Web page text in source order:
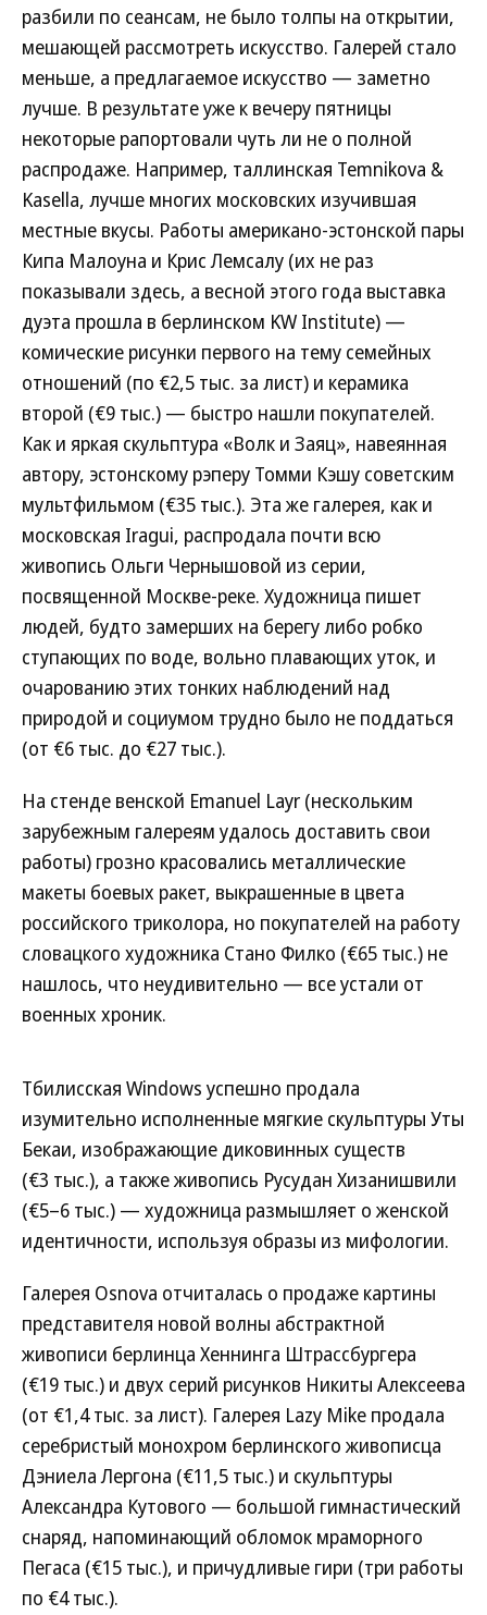
разбили по сеансам, не было толпы на открытии,
мешающей рассмотреть искусство. Галерей стало
меньше, а предлагаемое искусство — заметно
лучше. В результате уже к вечеру пятницы
некоторые рапортовали чуть ли не о полной
распродаже. Например, таллинская Temnikova &
Kasella, лучше многих московских изучившая
местные вкусы. Работы американо-эстонской пары
Кипа Малоуна и Крис Лемсалу (их не раз
показывали здесь, а весной этого года выставка
дуэта прошла в берлинском KW Institute) —
комические рисунки первого на тему семейных
отношений (по €2,5 тыс. за лист) и керамика
второй (€9 тыс.) — быстро нашли покупателей.
Как и яркая скульптура «Волк и Заяц», навеянная
автору, эстонскому рэперу Томми Кэшу советским
мультфильмом (€35 тыс.). Эта же галерея, как и
московская Iragui, распродала почти всю
живопись Ольги Чернышовой из серии,
посвященной Москве-реке. Художница пишет
людей, будто замерших на берегу либо робко
ступающих по воде, вольно плавающих уток, и
очарованию этих тонких наблюдений над
природой и социумом трудно было не поддаться
(от €6 тыс. до €27 тыс.).
На стенде венской Emanuel Layr (нескольким
зарубежным галереям удалось доставить свои
работы) грозно красовались металлические
макеты боевых ракет, выкрашенные в цвета
российского триколора, но покупателей на работу
словацкого художника Стано Филко (€65 тыс.) не
нашлось, что неудивительно — все устали от
военных хроник.
Тбилисская Windows успешно продала
изумительно исполненные мягкие скульптуры Уты
Бекаи, изображающие диковинных существ
(€3 тыс.), а также живопись Русудан Хизанишвили
(€5–6 тыс.) — художница размышляет о женской
идентичности, используя образы из мифологии.
Галерея Osnova отчиталась о продаже картины
представителя новой волны абстрактной
живописи берлинца Хеннинга Штрассбургера
(€19 тыс.) и двух серий рисунков Никиты Алексеева
(от €1,4 тыс. за лист). Галерея Lazy Mike продала
серебристый монохром берлинского живописца
Дэниела Лергона (€11,5 тыс.) и скульптуры
Александра Кутового — большой гимнастический
снаряд, напоминающий обломок мраморного
Пегаса (€15 тыс.), и причудливые гири (три работы
по €4 тыс.).